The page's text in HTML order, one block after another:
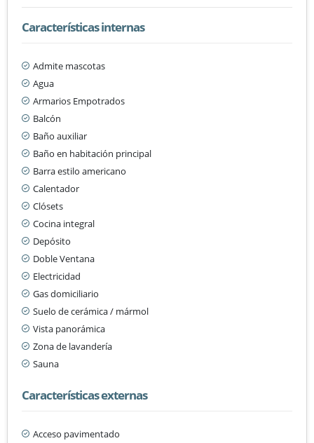
Características internas
Admite mascotas
Agua
Armarios Empotrados
Balcón
Baño auxiliar
Baño en habitación principal
Barra estilo americano
Calentador
Clósets
Cocina integral
Depósito
Doble Ventana
Electricidad
Gas domiciliario
Suelo de cerámica / mármol
Vista panorámica
Zona de lavandería
Sauna
Características externas
Acceso pavimentado